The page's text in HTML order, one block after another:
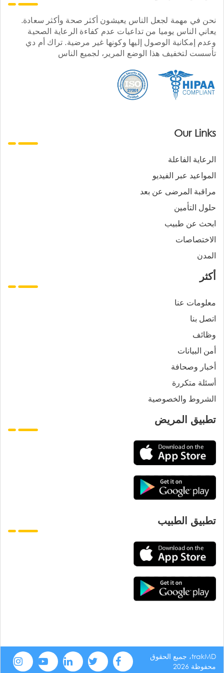
نحن في مهمة لجعل الناس يعيشون أكثر صحة وأكثر سعادة.
يعاني الناس يوميا من تداعيات عدم كفاءة الرعاية الصحية
وعدم إمكانية الوصول إليها وكونها غير مرضية. تراك أم دي
تأسست لتخفيف هذا الوضع المرير، لجميع الناس
Our Links
الرعاية الفاعلة
المواعيد عبر الفيديو
مراقبة المرضى عن بعد
حلول التأمين
ابحث عن طبيب
الاختصاصات
المدن
أكثر
معلومات عنا
اتصل بنا
وظائف
أمن البيانات
أخبار وصحافة
أسئلة متكررة
الشروط والخصوصية
تطبيق المريض
تطبيق الطبيب
trakMD، جميع الحقوق
محفوظة 2026